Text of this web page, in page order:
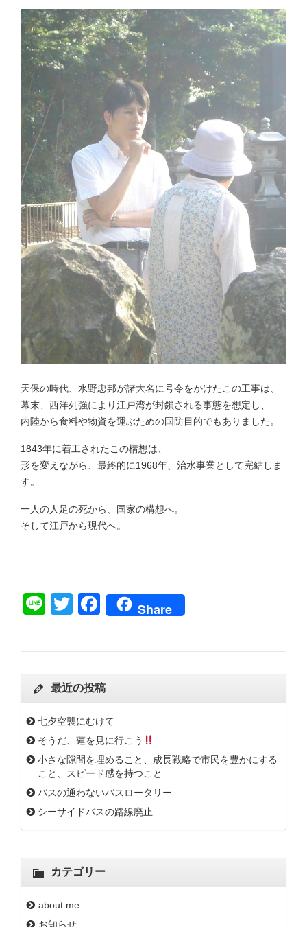
天保の時代、水野忠邦が諸大名に号令をかけたこの工事は、
幕末、西洋列強により江戸湾が封鎖される事態を想定し、
内陸から食料や物資を運ぶための国防目的でもありました。
1843年に着工されたこの構想は、
形を変えながら、最終的に1968年、治水事業として完結しま
す。
一人の人足の死から、国家の構想へ。
そして江戸から現代へ。
LineTwitterFacebook
Share
最近の投稿
七夕空襲にむけて
そうだ、蓮を見に行こう
小さな隙間を埋めること、成長戦略で市民を豊かにする
こと、スピード感を持つこと
バスの通わないバスロータリー
シーサイドバスの路線廃止
カテゴリー
about me
お知らせ